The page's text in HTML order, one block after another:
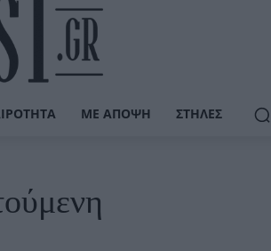
ΜΕ ΆΠΟΨΗ ΣΤΉΛΕΣ